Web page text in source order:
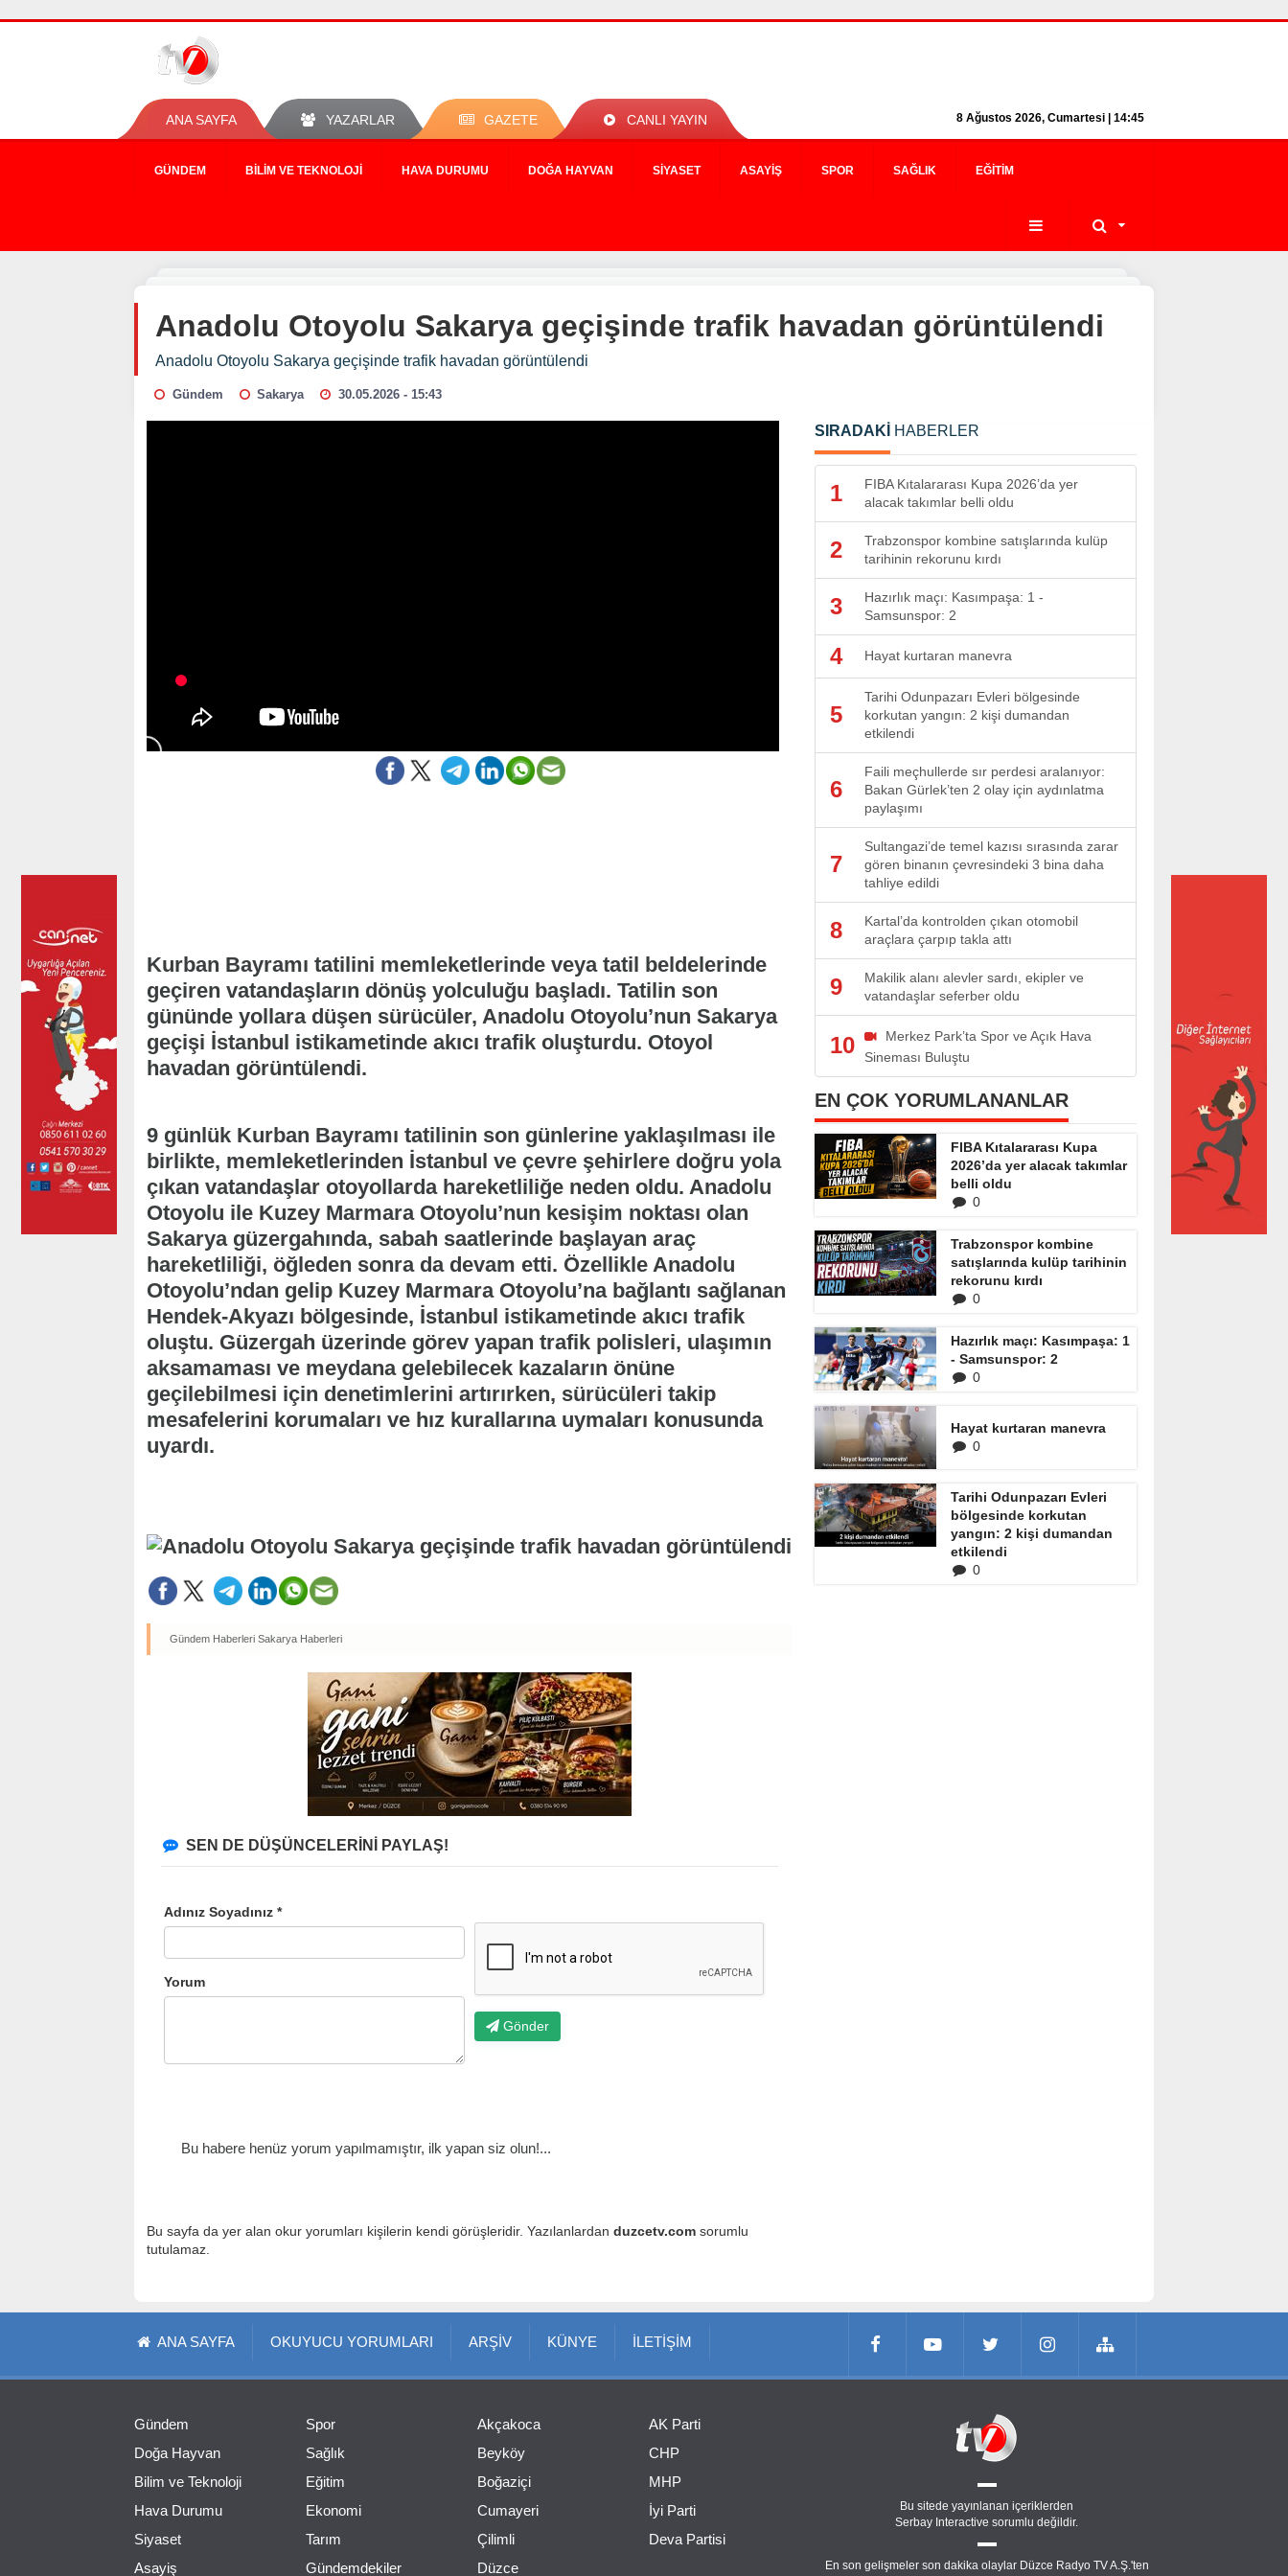
ANA SAYFA YAZARLAR GAZETE CANLI YAYIN 8 Ağustos 2026, Cumartesi | 14:45
GÜNDEM BILIM VE TEKNOLOJI HAVA DURUMU DOĞA HAYVAN SIYASET ASAYIŞ SPOR SAĞLIK EĞITIM
Anadolu Otoyolu Sakarya geçişinde trafik havadan görüntülendi
Anadolu Otoyolu Sakarya geçişinde trafik havadan görüntülendi
Gündem Sakarya 30.05.2026 - 15:43
Kurban Bayramı tatilini memleketlerinde veya tatil beldelerinde
geçiren vatandaşların dönüş yolculuğu başladı. Tatilin son
gününde yollara düşen sürücüler, Anadolu Otoyolu’nun Sakarya
geçişi İstanbul istikametinde akıcı trafik oluşturdu. Otoyol
havadan görüntülendi.
9 günlük Kurban Bayramı tatilinin son günlerine yaklaşılması ile
birlikte, memleketlerinden İstanbul ve çevre şehirlere doğru yola
çıkan vatandaşlar otoyollarda hareketliliğe neden oldu. Anadolu
Otoyolu ile Kuzey Marmara Otoyolu’nun kesişim noktası olan
Sakarya güzergahında, sabah saatlerinde başlayan araç
hareketliliği, öğleden sonra da devam etti. Özellikle Anadolu
Otoyolu’ndan gelip Kuzey Marmara Otoyolu’na bağlantı sağlanan
Hendek-Akyazı bölgesinde, İstanbul istikametinde akıcı trafik
oluştu. Güzergah üzerinde görev yapan trafik polisleri, ulaşımın
aksamaması ve meydana gelebilecek kazaların önüne
geçilebilmesi için denetimlerini artırırken, sürücüleri takip
mesafelerini korumaları ve hız kurallarına uymaları konusunda
uyardı.
Gündem Haberleri Sakarya Haberleri
SEN DE DÜŞÜNCELERİNİ PAYLAŞ!
Adınız Soyadınız *
Yorum
Gönder
Bu habere henüz yorum yapılmamıştır, ilk yapan siz olun!...
Bu sayfa da yer alan okur yorumları kişilerin kendi görüşleridir. Yazılanlardan duzcetv.com sorumlu
tutulamaz.
SIRADAKİ HABERLER
1
FIBA Kıtalararası Kupa 2026’da yer
alacak takımlar belli oldu
2
Trabzonspor kombine satışlarında kulüp
tarihinin rekorunu kırdı
3
Hazırlık maçı: Kasımpaşa: 1 -
Samsunspor: 2
4 Hayat kurtaran manevra
5
Tarihi Odunpazarı Evleri bölgesinde
korkutan yangın: 2 kişi dumandan
etkilendi
6
Faili meçhullerde sır perdesi aralanıyor:
Bakan Gürlek’ten 2 olay için aydınlatma
paylaşımı
7
Sultangazi’de temel kazısı sırasında zarar
gören binanın çevresindeki 3 bina daha
tahliye edildi
8
Kartal’da kontrolden çıkan otomobil
araçlara çarpıp takla attı
9
Makilik alanı alevler sardı, ekipler ve
vatandaşlar seferber oldu
10
Merkez Park’ta Spor ve Açık Hava
Sineması Buluştu
EN ÇOK YORUMLANANLAR
FIBA Kıtalararası Kupa
2026’da yer alacak takımlar
belli oldu
0
Trabzonspor kombine
satışlarında kulüp tarihinin
rekorunu kırdı
0
Hazırlık maçı: Kasımpaşa: 1
- Samsunspor: 2
0
Hayat kurtaran manevra
0
Tarihi Odunpazarı Evleri
bölgesinde korkutan
yangın: 2 kişi dumandan
etkilendi
0
ANA SAYFA OKUYUCU YORUMLARI ARŞİV KÜNYE İLETİŞİM
Gündem
Doğa Hayvan
Bilim ve Teknoloji
Hava Durumu
Siyaset
Asayiş
Spor
Sağlık
Eğitim
Ekonomi
Tarım
Gündemdekiler
Akçakoca
Beyköy
Boğaziçi
Cumayeri
Çilimli
Düzce
AK Parti
CHP
MHP
İyi Parti
Deva Partisi
Bu sitede yayınlanan içeriklerden
Serbay Interactive sorumlu değildir.
En son gelişmeler son dakika olaylar Düzce Radyo TV A.Ş.'ten